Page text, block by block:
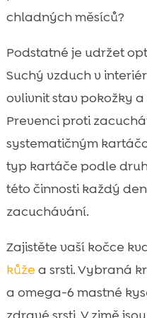
chladných měsíců?
Podstatné je udržet
Suchý vzduch v
ovlivnit stav pokožky
Prevenci proti
systematičným
typ kartáče podle
této činnosti každý
zacuchávání.
Zajistěte vaší kočce
kůže a srsti. Vybraná
a omega-6 mastné